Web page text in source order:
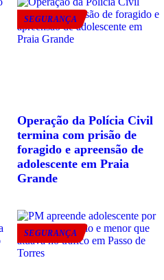
SEGURANÇA
Operação da Polícia Civil
termina com prisão de
foragido e apreensão de
adolescente em Praia
Grande
SEGURANÇA